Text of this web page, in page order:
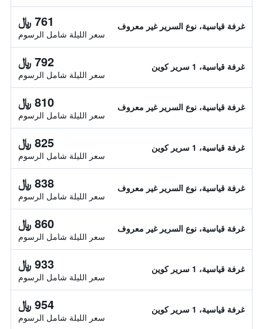
غرفة قياسية، نوع السرير غير معروف 761 ﷼
سعر الليلة شامل الرسوم
غرفة قياسية، 1 سرير كوين 792 ﷼
سعر الليلة شامل الرسوم
غرفة قياسية، نوع السرير غير معروف 810 ﷼
سعر الليلة شامل الرسوم
غرفة قياسية، 1 سرير كوين 825 ﷼
سعر الليلة شامل الرسوم
غرفة قياسية، نوع السرير غير معروف 838 ﷼
سعر الليلة شامل الرسوم
غرفة قياسية، نوع السرير غير معروف 860 ﷼
سعر الليلة شامل الرسوم
غرفة قياسية، 1 سرير كوين 933 ﷼
سعر الليلة شامل الرسوم
غرفة قياسية، 1 سرير كوين 954 ﷼
سعر الليلة شامل الرسوم